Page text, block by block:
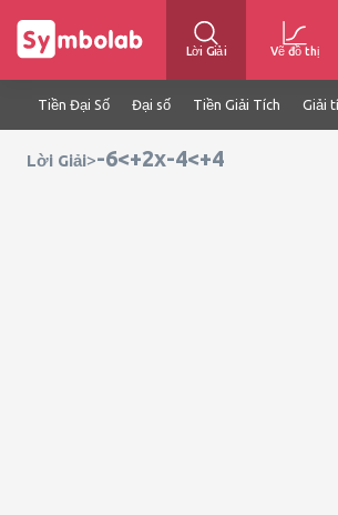
Lời Giải Vẽ đồ thị
Tiền Đại Số Đại số Tiền Giải Tích Giải
Lời Giải>-6<+2x-4<+4